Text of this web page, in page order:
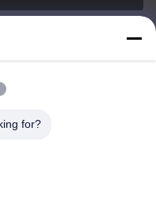
for?